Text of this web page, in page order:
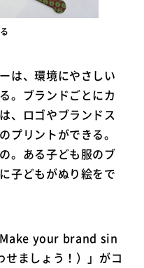
は、環境にやさしい
。ブランドごとにカ
、ロゴやブランドス
プリントができる。
。ある子ども服のブ
子どもがぬり絵をで
Make your brand sin
ましょう！）」がコ